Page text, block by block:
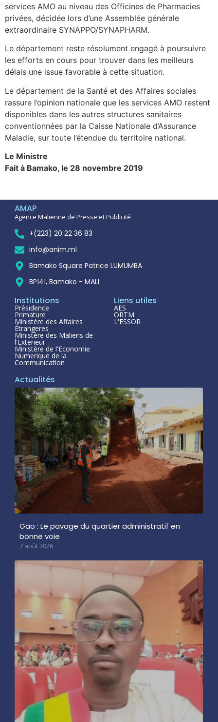
services AMO au niveau des Officines de Pharmacies
privées, décidée lors d’une Assemblée générale
extraordinaire SYNAPPO/SYNAPHARM.
Le département reste résolument engagé à poursuivre
les efforts en cours pour trouver dans les meilleurs
délais une issue favorable à cette situation.
Le département de la Santé et des Affaires sociales
rassure l’opinion nationale que les services AMO restent
disponibles dans les autres structures sanitaires
conventionnées par la Caisse Nationale d’Assurance
Maladie, sur toute l’étendue du territoire national.
Le Ministre
Fait à Bamako, le 28 novembre 2019
AMAP
Agence Malienne de Presse et Publicité
+(223) 20 22 36 83
info@anim.ml
Bamako Square Patrice LUMUMBA
BP141, Bamako - MALI
Institutions
Présidence
Primature
Ministère des Affaires
Étrangeres
Ministère des Maliens de
l'Exterieur
Ministère de l'Economie
Numerique de la
Communication
Liens utiles
AES
ORTM
L'ESSOR
Actualités
Gao : Le pavage du quartier administratif en
bonne voie
7 août 2026